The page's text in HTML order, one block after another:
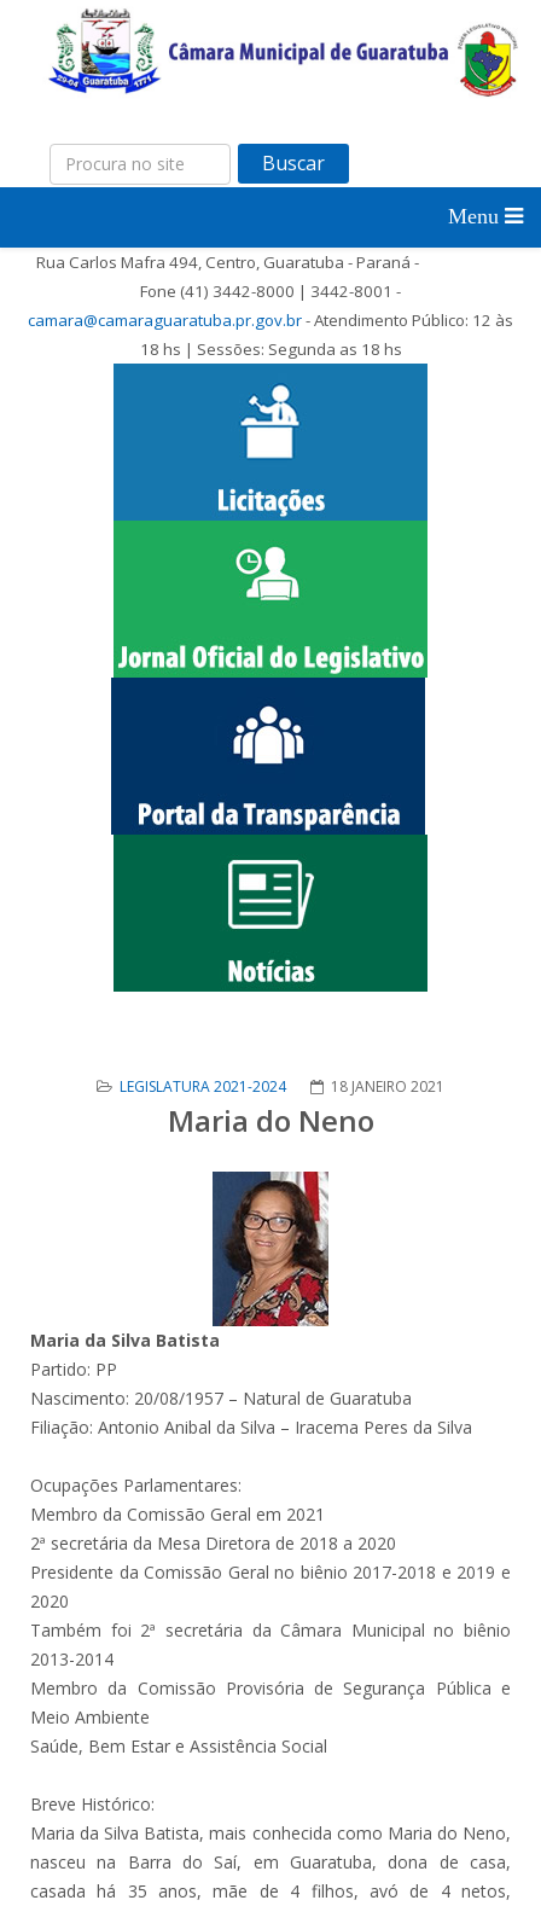
Buscar
Rua Carlos Mafra 494, Centro, Guaratuba - Paraná -
Fone (41) 3442-8000 | 3442-8001 -
camara@camaraguaratuba.pr.gov.br- Atendimento Público: 12 às
18 hs | Sessões: Segunda as 18 hs
LEGISLATURA 2021-2024 18 JANEIRO 2021
Maria do Neno
Maria da Silva Batista
Partido: PP
Nascimento: 20/08/1957 – Natural de Guaratuba
Filiação: Antonio Anibal da Silva – Iracema Peres da Silva
Ocupações Parlamentares:
Membro da Comissão Geral em 2021
2ª secretária da Mesa Diretora de 2018 a 2020
Presidente da Comissão Geral no biênio 2017-2018 e 2019 e
2020
Também foi 2ª secretária da Câmara Municipal no biênio
2013-2014
Membro da Comissão Provisória de Segurança Pública e
Meio Ambiente
Saúde, Bem Estar e Assistência Social
Breve Histórico:
Maria da Silva Batista, mais conhecida como Maria do Neno,
nasceu na Barra do Saí, em Guaratuba, dona de casa,
casada há 35 anos, mãe de 4 filhos, avó de 4 netos,